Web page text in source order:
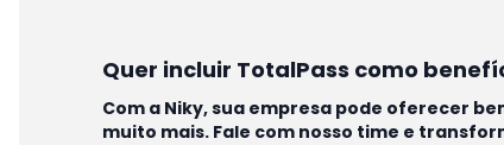
Quer incluir TotalPass como
Com a Niky, sua empresa pode oferecer
muito mais. Fale com nosso time e